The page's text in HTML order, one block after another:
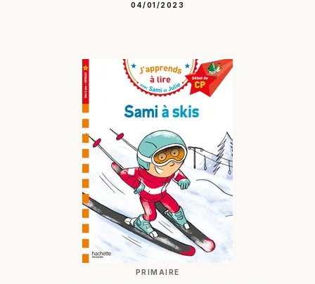
04/01/2023
PRIMAIRE